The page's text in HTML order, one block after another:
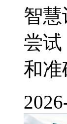
智
尝
和准